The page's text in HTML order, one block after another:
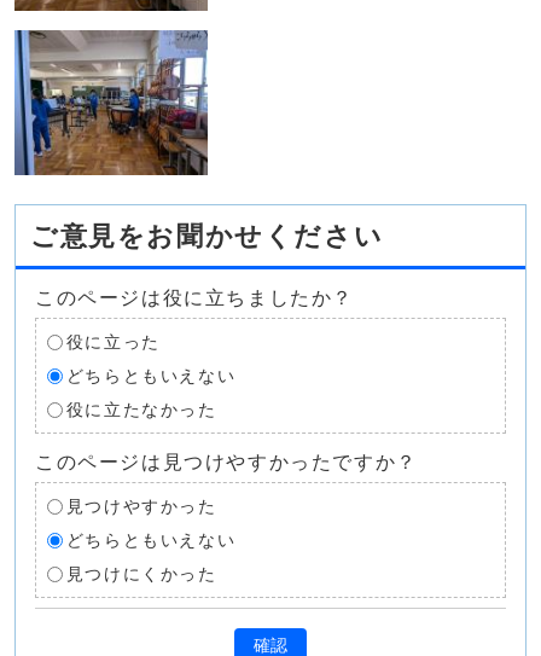
ご意見をお聞かせください
このページは役に立ちましたか？
役に立った
どちらともいえない
役に立たなかった
このページは見つけやすかったですか？
見つけやすかった
どちらともいえない
見つけにくかった
確認